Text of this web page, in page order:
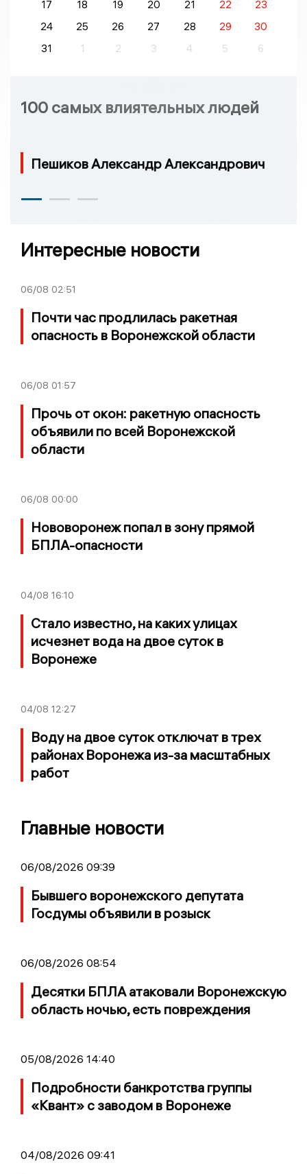
17 18 19 20 21 22
23
24
25 26 27 28 29
30
31
1 2 3 4 5 6
100 самых влиятельных людей
Пешиков Александр Александрович
Интересные новости
06/08 02:51
Почти час продлилась ракетная
опасность в Воронежской области
06/08 01:57
Прочь от окон: ракетную опасность
объявили по всей Воронежской
области
06/08 00:00
Нововоронеж попал в зону прямой
БПЛА-опасности
04/08 16:10
Стало известно, на каких улицах
исчезнет вода на двое суток в
Воронеже
04/08 12:27
Воду на двое суток отключат в трех
районах Воронежа из-за масштабных
работ
Главные новости
06/08/2026 09:39
Бывшего воронежского депутата
Госдумы объявили в розыск
06/08/2026 08:54
Десятки БПЛА атаковали Воронежскую
область ночью, есть повреждения
05/08/2026 14:40
Подробности банкротства группы
«Квант» с заводом в Воронеже
04/08/2026 09:41